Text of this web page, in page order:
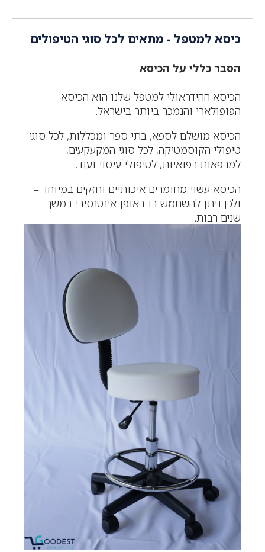
כיסא למטפל - מתאים לכל סוגי הטיפולים
הסבר כללי על הכיסא
הכיסא ההידראולי למטפל שלנו הוא הכיסא
הפופולארי והנמכר ביותר בישראל.
הכיסא מושלם לספא, בתי ספר ומכללות, לכל סוגי
טיפולי הקוסמטיקה, לכל סוגי המקעקעים,
למרפאות רפואיות, לטיפולי עיסוי ועוד.
הכיסא עשוי מחומרים איכותיים וחזקים במיוחד –
ולכן ניתן להשתמש בו באופן אינטנסיבי במשך
שנים רבות.